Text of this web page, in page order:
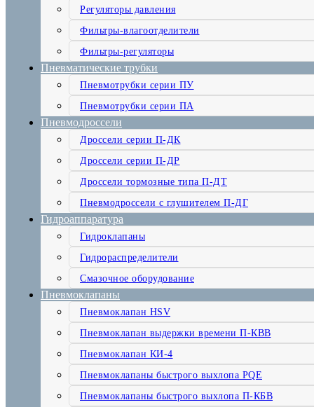
Регуляторы давления
Фильтры-влагоотделители
Фильтры-регуляторы
Пневматические трубки
Пневмотрубки серии ПУ
Пневмотрубки серии ПА
Пневмодроссели
Дроссели серии П-ДК
Дроссели серии П-ДР
Дроссели тормозные типа П-ДТ
Пневмодроссели с глушителем П-ДГ
Гидроаппаратура
Гидроклапаны
Гидрораспределители
Смазочное оборудование
Пневмоклапаны
Пневмоклапан HSV
Пневмоклапан выдержки времени П-КВВ
Пневмоклапан КИ-4
Пневмоклапаны быстрого выхлопа PQE
Пневмоклапаны быстрого выхлопа П-КБВ